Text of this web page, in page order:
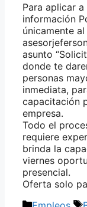
Para aplicar
información
únicamente
asunto
donde te
personas
inmediata,
capacitación
empresa.
Todo el
requiere
brinda la
viernes
presencial.
Oferta solo
Categorías